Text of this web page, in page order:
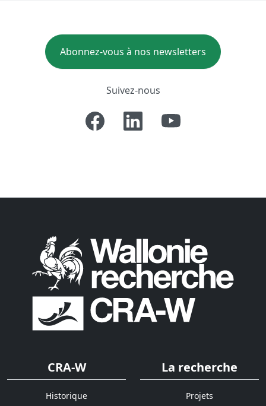
Abonnez-vous à nos newsletters
Suivez-nous
CRA-W
Historique
La recherche
Projets